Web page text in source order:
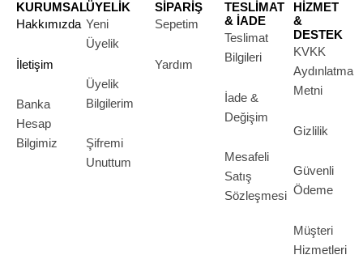
KURUMSAL
Hakkımızda
İletişim
Banka
Hesap
Bilgimiz
ÜYELİK
Yeni
Üyelik
Üyelik
Bilgilerim
Şifremi
Unuttum
SİPARİŞ
Sepetim
Yardım
TESLİMAT
& İADE
Teslimat
Bilgileri
İade &
Değişim
Mesafeli
Satış
Sözleşmesi
HİZMET
&
DESTEK
KVKK
Aydınlatma
Metni
Gizlilik
Güvenli
Ödeme
Müşteri
Hizmetleri